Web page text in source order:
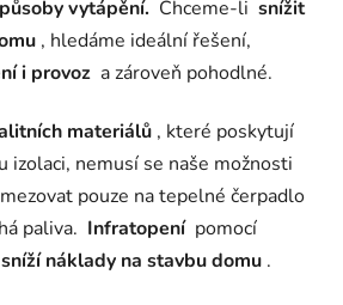
vytápění. Chceme-li snížit
, hledáme ideální řešení,
i provoz a zároveň pohodlné.
materiálů , které poskytují
izolaci, nemusí se naše možnosti
pouze na tepelné čerpadlo
paliva. Infratopení pomocí
sníží náklady na stavbu domu .